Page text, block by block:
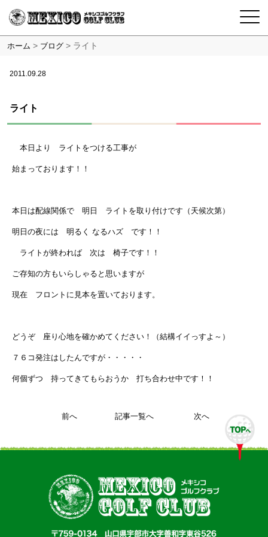
ホーム > ブログ > ライト
2011.09.28
ライト
本日より ライトをつける工事が
始まっております！！
本日は配線関係で 明日 ライトを取り付けです（天候次第）
明日の夜には 明るく なるハズ です！！
ライトが終われば 次は 椅子です！！
ご存知の方もいらしゃると思いますが
現在 フロントに見本を置いております。
どうぞ 座り心地を確かめてください！（結構イイっすよ～）
７６コ発注はしたんですが・・・・・
何個ずつ 持ってきてもらおうか 打ち合わせ中です！！
前へ 記事一覧へ 次へ